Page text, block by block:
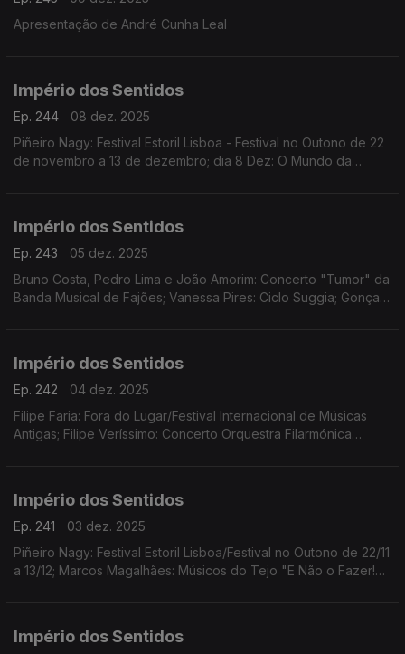
Apresentação de André Cunha Leal
Império dos Sentidos
Ep. 244
08 dez. 2025
Piñeiro Nagy: Festival Estoril Lisboa - Festival no Outono de 22
de novembro a 13 de dezembro; dia 8 Dez: O Mundo da
Império dos Sentidos
Ep. 243
05 dez. 2025
Bruno Costa, Pedro Lima e João Amorim: Concerto "Tumor" da
Banda Musical de Fajões; Vanessa Pires: Ciclo Suggia; Gonçalo
Império dos Sentidos
Ep. 242
04 dez. 2025
Filipe Faria: Fora do Lugar/Festival Internacional de Músicas
Antigas; Filipe Veríssimo: Concerto Orquestra Filarmónica
Império dos Sentidos
Ep. 241
03 dez. 2025
Piñeiro Nagy: Festival Estoril Lisboa/Festival no Outono de 22/11
a 13/12; Marcos Magalhães: Músicos do Tejo "E Não o Fazer!
Império dos Sentidos